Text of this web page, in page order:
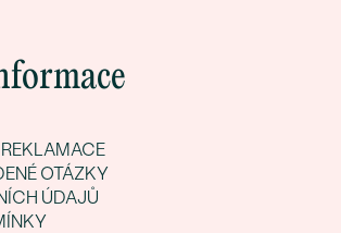
OTÁZKY
ÚDAJŮ